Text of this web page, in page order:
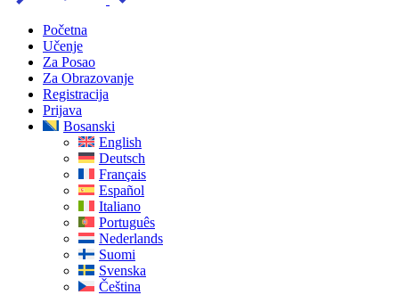
Početna
Učenje
Za Posao
Za Obrazovanje
Registracija
Prijava
Bosanski
English
Deutsch
Français
Español
Italiano
Português
Nederlands
Suomi
Svenska
Čeština